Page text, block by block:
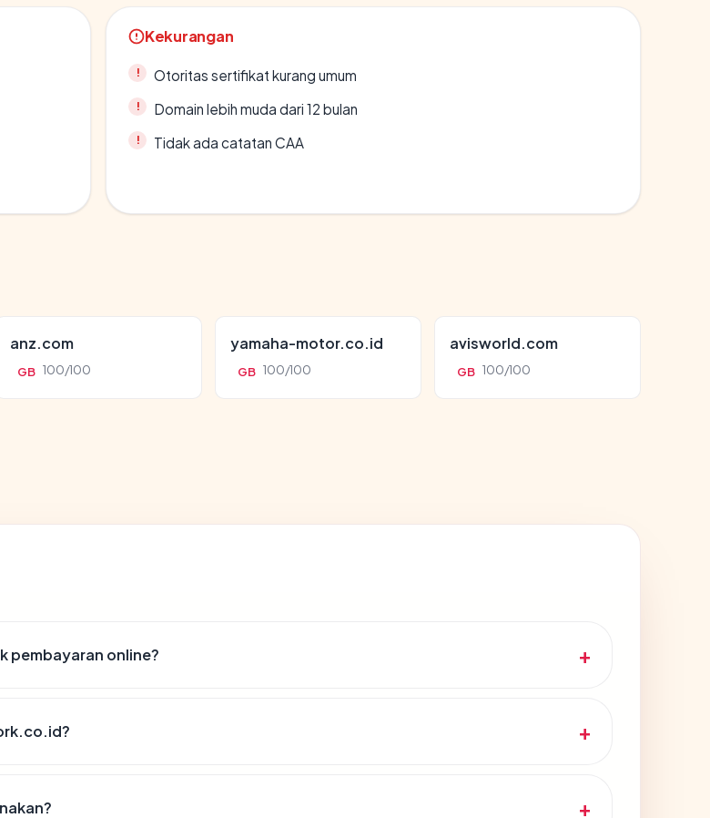
Kekurangan
Otoritas sertifikat kurang umum
Domain lebih muda dari 12 bulan
Tidak ada catatan CAA
anz.com
GB 100/100
yamaha-motor.co.id
GB 100/100
avisworld.com
GB 100/100
pembayaran online?